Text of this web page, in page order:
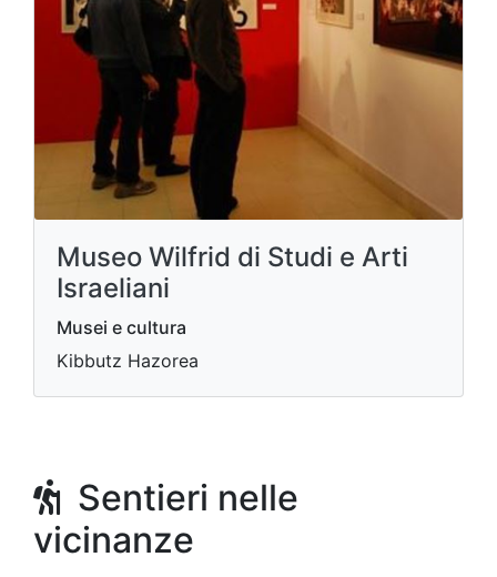
Museo Wilfrid di Studi e Arti
Israeliani
Musei e cultura
Kibbutz Hazorea
Sentieri nelle
vicinanze